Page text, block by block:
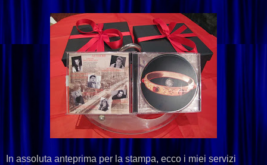
In assoluta anteprima per la stampa, ecco i miei servizi